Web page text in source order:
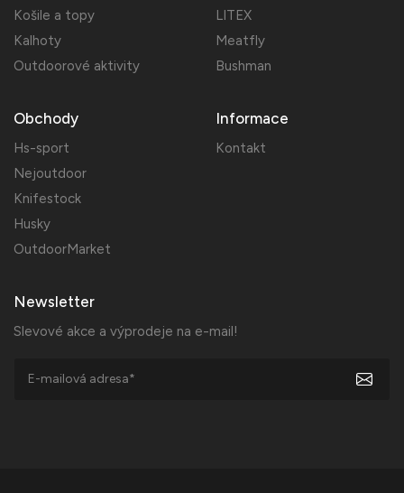
Košile a topy
Kalhoty
Outdoorové aktivity
LITEX
Meatfly
Bushman
Obchody
Hs-sport
Nejoutdoor
Knifestock
Husky
OutdoorMarket
Informace
Kontakt
Newsletter
Slevové akce a výprodeje na e-mail!